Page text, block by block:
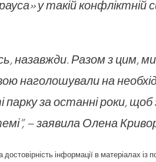
у такій конфліктній
назавжди. Разом з цим,
наголошували на
за останні роки,
– заявила Олена
інформації в матеріалах із